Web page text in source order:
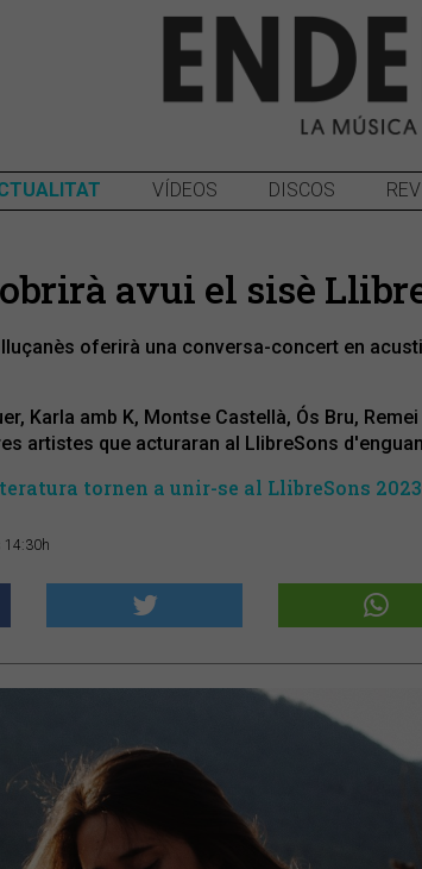
VÍDEOS DISCOS
avui el sisè
oferirà una conversa-concert en
Karla amb K, Montse Castellà, Ós Bru,
artistes que acturaran al LlibreSons
tornen a unir-se al LlibreSons 2023
14:30h